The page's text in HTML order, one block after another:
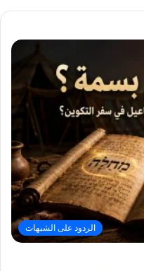
الردود على الشبهات